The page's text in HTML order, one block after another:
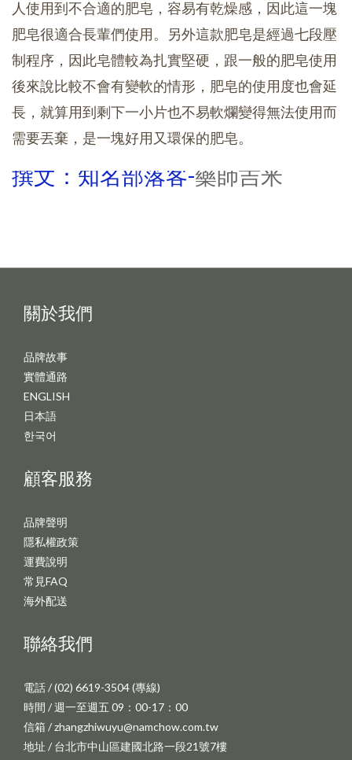
人使用到不合適的肥皂，容易有乾燥感，因此這一塊
肥皂很適合長輩們使用。另外這款肥皂是經過七段壓
制程序，因此皂體較為扎實堅硬，跟一般的肥皂使用
後來說比較不會有變軟的情形，肥皂的使用度也會延
長，就算用到剩下一小片也不易軟爛變得無法使用而
需要丟棄，是一塊好用又環保的肥皂。
撰文：知名部落客-藥師吉米
關於我們
品牌故事
實體通路
ENGLISH
日本語
한국어
顧客服務
品牌聲明
隱私權政策
運費說明
常見FAQ
海外配送
聯絡我們
電話 / (02) 6619-3504 (專線)
時間 / 週一至週五 09：00-17：00
信箱 / zhangzhiwuyu@namchow.com.tw
地址 / 台北市中山區建國北路一段21號7樓